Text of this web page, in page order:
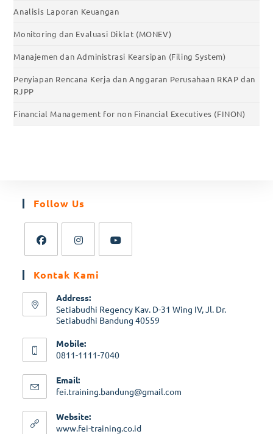
Analisis Laporan Keuangan
Monitoring dan Evaluasi Diklat (MONEV)
Manajemen dan Administrasi Kearsipan (Filing System)
Penyiapan Rencana Kerja dan Anggaran Perusahaan RKAP dan
RJPP
Financial Management for non Financial Executives (FINON)
Follow Us
Kontak Kami
Address:
Setiabudhi Regency Kav. D-31 Wing IV, Jl. Dr.
Setiabudhi Bandung 40559
Mobile:
0811-1111-7040
Email:
fei.training.bandung@gmail.com
Website:
www.fei-training.co.id